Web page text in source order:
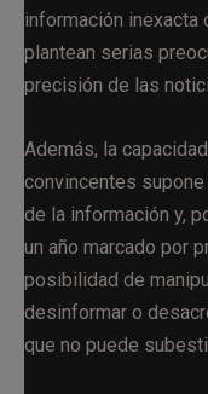
información inexacta
plantean serias
precisión de las
Además, la
convincentes supone
de la información y,
un año marcado por
posibilidad de
desinformar o
que no puede